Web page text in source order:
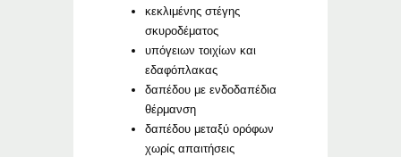
κεκλιμένης στέγης
σκυροδέματος
υπόγειων τοιχίων και
εδαφόπλακας
δαπέδου με ενδοδαπέδια
θέρμανση
δαπέδου μεταξύ ορόφων
χωρίς απαιτήσεις